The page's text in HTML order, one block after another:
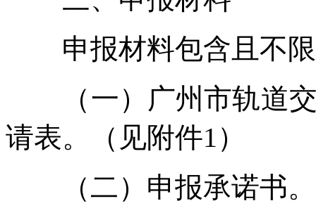
申报材料包含且不限
（一）广州市轨道交
请表。（见附件1）
（二）申报承诺书。